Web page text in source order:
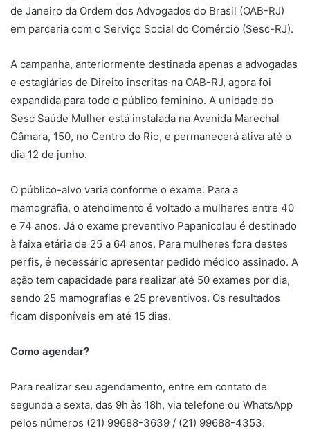
de Janeiro da Ordem dos Advogados do Brasil (OAB-RJ)
em parceria com o Serviço Social do Comércio (Sesc-RJ).
A campanha, anteriormente destinada apenas a advogadas
e estagiárias de Direito inscritas na OAB-RJ, agora foi
expandida para todo o público feminino. A unidade do
Sesc Saúde Mulher está instalada na Avenida Marechal
Câmara, 150, no Centro do Rio, e permanecerá ativa até o
dia 12 de junho.
O público-alvo varia conforme o exame. Para a
mamografia, o atendimento é voltado a mulheres entre 40
e 74 anos. Já o exame preventivo Papanicolau é destinado
à faixa etária de 25 a 64 anos. Para mulheres fora destes
perfis, é necessário apresentar pedido médico assinado. A
ação tem capacidade para realizar até 50 exames por dia,
sendo 25 mamografias e 25 preventivos. Os resultados
ficam disponíveis em até 15 dias.
Como agendar?
Para realizar seu agendamento, entre em contato de
segunda a sexta, das 9h às 18h, via telefone ou WhatsApp
pelos números (21) 99688-3639 / (21) 99688-4353.